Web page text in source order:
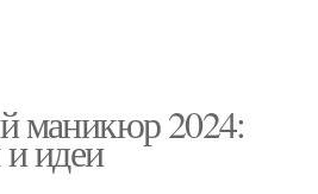
маникюр 2024:
идеи